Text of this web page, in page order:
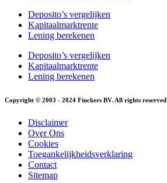
Deposito’s vergelijken
Kapitaalmarktrente
Lening berekenen
Deposito’s vergelijken
Kapitaalmarktrente
Lening berekenen
Copyright © 2003 - 2024 Finckers BV. All rights reserved
Disclaimer
Over Ons
Cookies
Toegankelijkheidsverklaring
Contact
Sitemap